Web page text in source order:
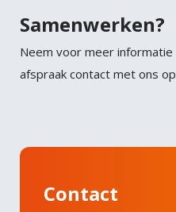
Samenwerken?
Neem voor meer informatie
afspraak contact met ons op
Contact